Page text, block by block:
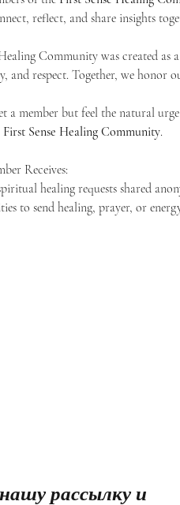
reflect, and share insights
Community was created
and respect. Together, we honor
a member but feel the natural
Sense Healing Community.
Receives:
healing requests shared
to send healing, prayer, or
рассылку и